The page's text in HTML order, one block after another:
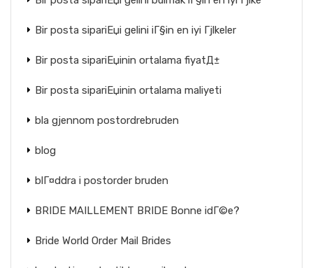
Bir posta sipariЕџi gelini iГ§in en iyi Гјlkeler
Bir posta sipariЕџinin ortalama fiyatД±
Bir posta sipariЕџinin ortalama maliyeti
bla gjennom postordrebruden
blog
blГ¤ddra i postorder bruden
BRIDE MAILLEMENT BRIDE Bonne idГ©e?
Bride World Order Mail Brides